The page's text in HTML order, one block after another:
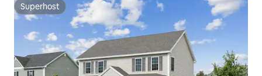
Superhost
Superhost